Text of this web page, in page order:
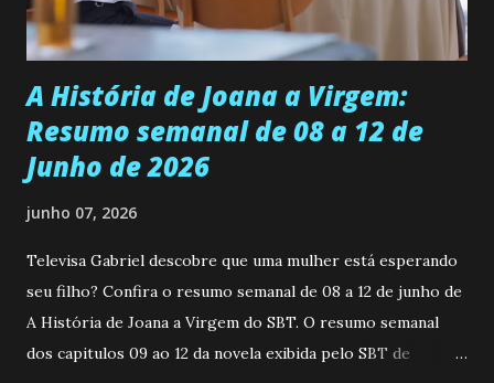
Durante um exame ginecológico, ela é inseminada por eng...
A História de Joana a Virgem:
Resumo semanal de 08 a 12 de
Junho de 2026
junho 07, 2026
Televisa Gabriel descobre que uma mulher está esperando
seu filho? Confira o resumo semanal de 08 a 12 de junho de
A História de Joana a Virgem do SBT. O resumo semanal
dos capitulos 09 ao 12 da novela exibida pelo SBT de